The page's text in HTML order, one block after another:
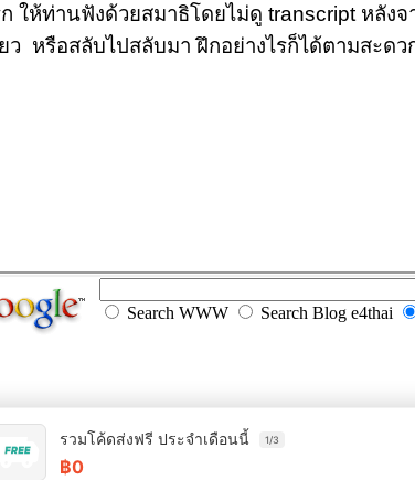
ท่านฟังด้วยสมาธิโดยไม่ดู transcript หลังจ
หรือสลับไปสลับมา ฝึกอย่างไรก็ได้ตามสะดว
Search WWW Search Blog e4thai
รวมโค้ดส่งฟรี ประจำเดือนนี้ 1/3
฿0